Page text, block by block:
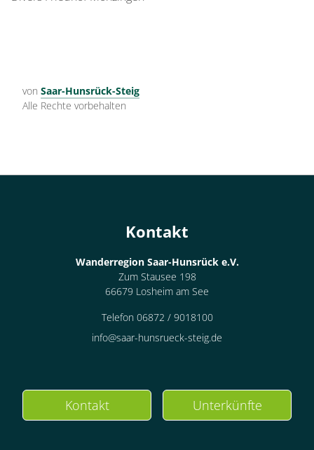
von Saar-Hunsrück-Steig
Alle Rechte vorbehalten
Kontakt
Wanderregion Saar-Hunsrück e.V.
Zum Stausee 198
66679 Losheim am See
Telefon 06872 / 9018100
info@saar-hunsrueck-steig.de
Kontakt Unterkünfte